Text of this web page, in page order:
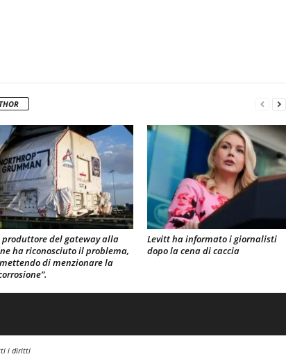
del gateway alla
ha riconosciuto il problema,
di menzionare la
Levitt ha informato i giornalisti
dopo la cena di caccia
i diritti